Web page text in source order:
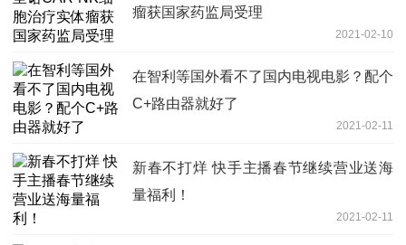
瘤获国家药监局受理
2021-02-10
在智利等国外看不了国内电视电影？配个
C+路由器就好了
2021-02-11
新春不打烊 快手主播春节继续营业送海
量福利！
2021-02-11